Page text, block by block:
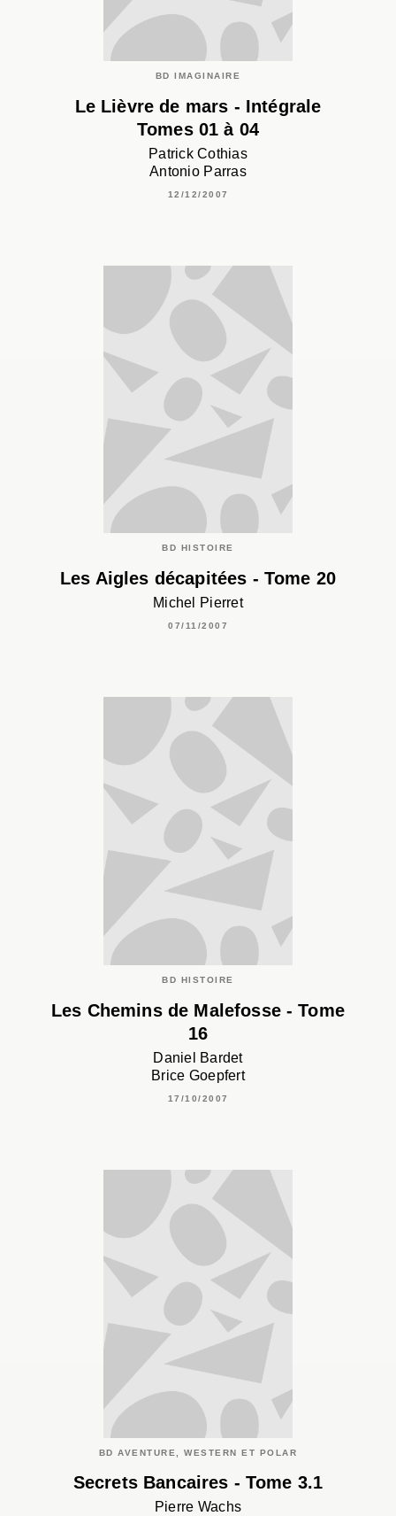
BD IMAGINAIRE
Le Lièvre de mars - Intégrale
Tomes 01 à 04
Patrick Cothias
Antonio Parras
12/12/2007
BD HISTOIRE
Les Aigles décapitées - Tome 20
Michel Pierret
07/11/2007
BD HISTOIRE
Les Chemins de Malefosse - Tome
16
Daniel Bardet
Brice Goepfert
17/10/2007
BD AVENTURE, WESTERN ET POLAR
Secrets Bancaires - Tome 3.1
Pierre Wachs